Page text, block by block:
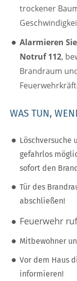
trockener
Alarmieren
Notruf 112,
Brandraum
WAS TUN,
Löschversuche
gefahrlos
sofort den
Tür des
abschließen!
Feuerwehr
Mitbewohner
Vor dem Haus
informieren!